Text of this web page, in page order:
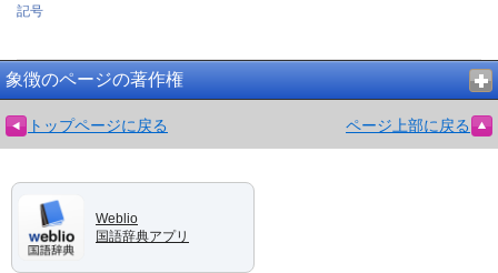
記号
象徴のページの著作権
トップページに戻る ページ上部に戻る
Weblio
国語辞典アプリ